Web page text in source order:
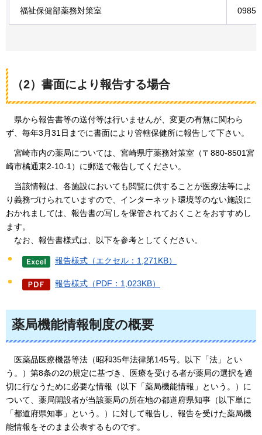
福祉保健部薬務対策室 0985-
（2）書面により報告する場合
県から報告書等の送付等は行いませんが、 変更の有無に関わら
ず、毎年3月31日までに書面により管轄保健所に報告して下さい。
宮崎市内の薬局については、 宮崎県庁薬務対策室（〒880-8501宮
崎市橘通東2-10-1）に郵送で報告してください。
当該情報は、 各施設においても閲覧に供することが医療法等によ
り義務づけられていますので、インターネット環境等のない施設に
おかれましては、報告書の写しを保管されておくことをおすすめし
ます。
なお、 報告書様式は、以下を参考としてください。
報告様式（エクセル：1,271KB）
報告様式（PDF：1,023KB）
薬局機能情報制度の概要
医薬品医療機器等法 （昭和35年法律第145号。以下「法」とい
う。）第8条の2の規定に基づき、医療を受ける者が薬局の選択を適
切に行なうために必要な情報（以下「薬局機能情報」という。）に
ついて、薬局開設者が当該薬局の所在地の都道府県知事（以下単に
「都道府県知事」という。）に対して報告し、報告を受けた薬局機
能情報をそのまま公表するものです。